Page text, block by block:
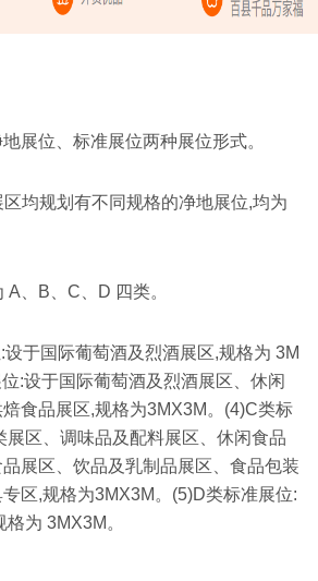
展位、标准展位两种展位形式。
均规划有不同规格的净地展位,均为
A、B、C、D 四类。
设于国际葡萄酒及烈酒展区,规格为 3M
:设于国际葡萄酒及烈酒展区、休闲
食品展区,规格为3MX3M。(4)C类标
展区、调味品及配料展区、休闲食品
展区、饮品及乳制品展区、食品包装
区,规格为3MX3M。(5)D类标准展位:
为 3MX3M。